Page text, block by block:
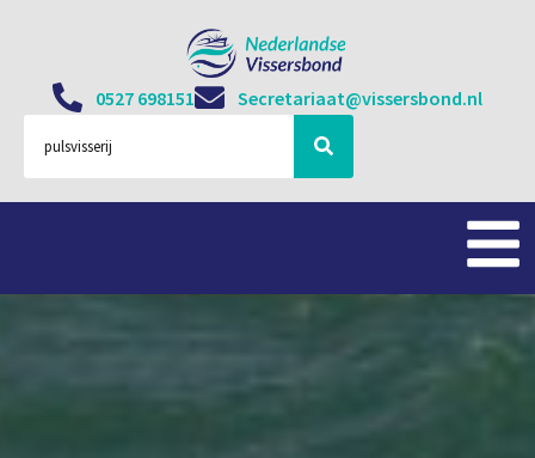
0527 698151 Secretariaat@vissersbond.nl